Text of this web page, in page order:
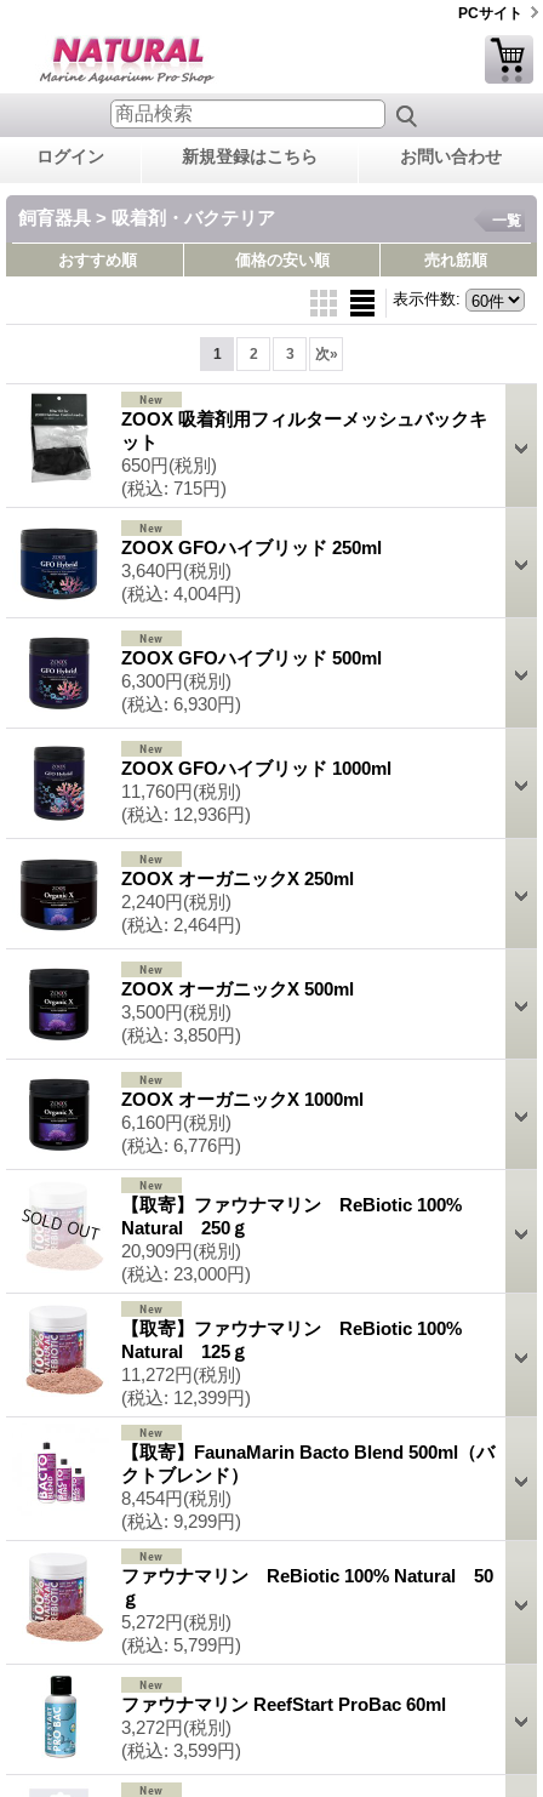
PCサイト
ログイン 新規登録はこちら お問い合わせ
飼育器具 > 吸着剤・バクテリア 一覧
おすすめ順 価格の安い順 売れ筋順
表示件数:
1 2 3 次»
ZOOX 吸着剤用フィルターメッシュバックキ
ット
650円(税別)
(税込: 715円)
ZOOX GFOハイブリッド 250ml
3,640円(税別)
(税込: 4,004円)
ZOOX GFOハイブリッド 500ml
6,300円(税別)
(税込: 6,930円)
ZOOX GFOハイブリッド 1000ml
11,760円(税別)
(税込: 12,936円)
ZOOX オーガニックX 250ml
2,240円(税別)
(税込: 2,464円)
ZOOX オーガニックX 500ml
3,500円(税別)
(税込: 3,850円)
ZOOX オーガニックX 1000ml
6,160円(税別)
(税込: 6,776円)
【取寄】ファウナマリン ReBiotic 100%
Natural 250ｇ
20,909円(税別)
(税込: 23,000円)
【取寄】ファウナマリン ReBiotic 100%
Natural 125ｇ
11,272円(税別)
(税込: 12,399円)
【取寄】FaunaMarin Bacto Blend 500ml（バ
クトブレンド）
8,454円(税別)
(税込: 9,299円)
ファウナマリン ReBiotic 100% Natural 50
ｇ
5,272円(税別)
(税込: 5,799円)
ファウナマリン ReefStart ProBac 60ml
3,272円(税別)
(税込: 3,599円)